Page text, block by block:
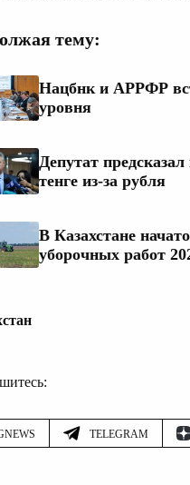
тему:
Нацбнк и АРРФР
уровня
Депутат
тенге из-за рубля
В Казахстане
уборочных работ
TELEGRAM